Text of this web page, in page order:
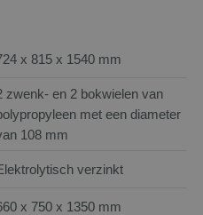
x 815 x 1540 mm
zwenk- en 2 bokwielen van
met een diameter
108 mm
verzinkt
x 750 x 1350 mm